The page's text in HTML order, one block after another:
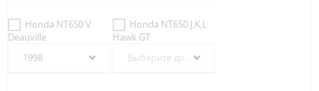
Honda NT650 V
Deauville
1998
Honda NT650 J,K,L
Hawk GT
Выберите другой год